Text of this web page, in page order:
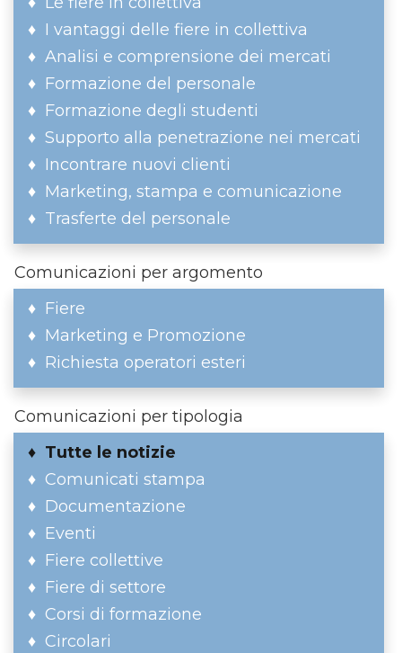
I vantaggi delle fiere in collettiva
Analisi e comprensione dei mercati
Formazione del personale
Formazione degli studenti
Supporto alla penetrazione nei mercati
Incontrare nuovi clienti
Marketing, stampa e comunicazione
Trasferte del personale
Comunicazioni per argomento
Fiere
Marketing e Promozione
Richiesta operatori esteri
Comunicazioni per tipologia
Tutte le notizie
Comunicati stampa
Documentazione
Eventi
Fiere collettive
Fiere di settore
Corsi di formazione
Circolari